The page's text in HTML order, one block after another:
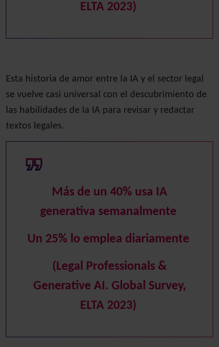
ELTA 2023)
Esta historia de amor entre la IA y el sector legal
se vuelve casi universal con el descubrimiento de
las habilidades de la IA para revisar y redactar
textos legales.
Más de un 40% usa IA
generativa semanalmente
Un 25% lo emplea diariamente
(Legal Professionals &
Generative AI. Global Survey,
ELTA 2023)